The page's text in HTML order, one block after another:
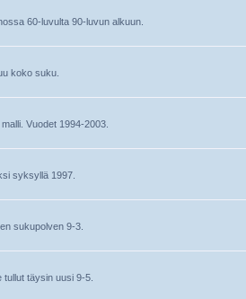
60-luvulta 90-luvun alkuun.
koko suku.
Vuodet 1994-2003.
syksyllä 1997.
sukupolven 9-3.
täysin uusi 9-5.